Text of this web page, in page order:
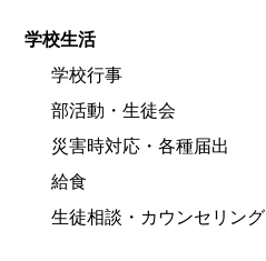
学校生活
学校行事
部活動・生徒会
災害時対応・各種届出
給食
生徒相談・カウンセリング